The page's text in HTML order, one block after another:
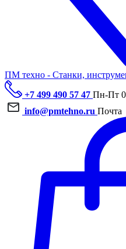
ПМ техно - Станки,
+7 499 490 57 47 Пн-Пт
info@pmtehno.ru Почта